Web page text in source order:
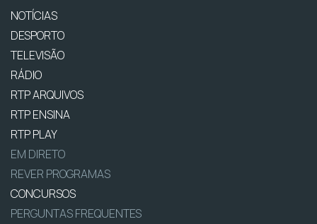
NOTÍCIAS
DESPORTO
TELEVISÃO
RÁDIO
RTP ARQUIVOS
RTP ENSINA
RTP PLAY
EM DIRETO
REVER PROGRAMAS
CONCURSOS
PERGUNTAS FREQUENTES